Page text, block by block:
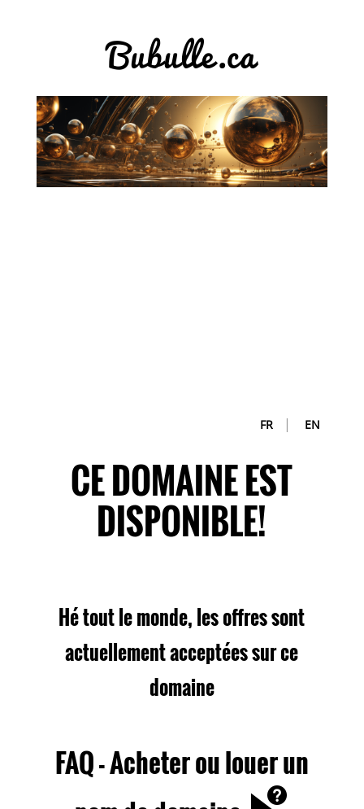
Bubulle.ca
FR | EN
CE DOMAINE EST
DISPONIBLE!
Hé tout le monde, les offres sont
actuellement acceptées sur ce
domaine
FAQ - Acheter ou louer un